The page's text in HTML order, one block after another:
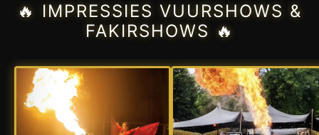
🔥 IMPRESSIES VUURSHOWS &
FAKIRSHOWS 🔥